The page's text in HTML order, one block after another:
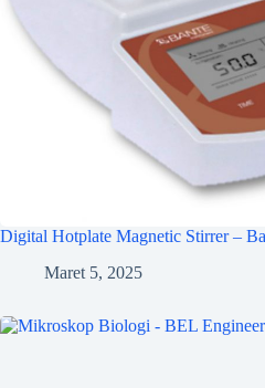
Digital Hotplate Magnetic Stirrer –
Maret 5, 2025